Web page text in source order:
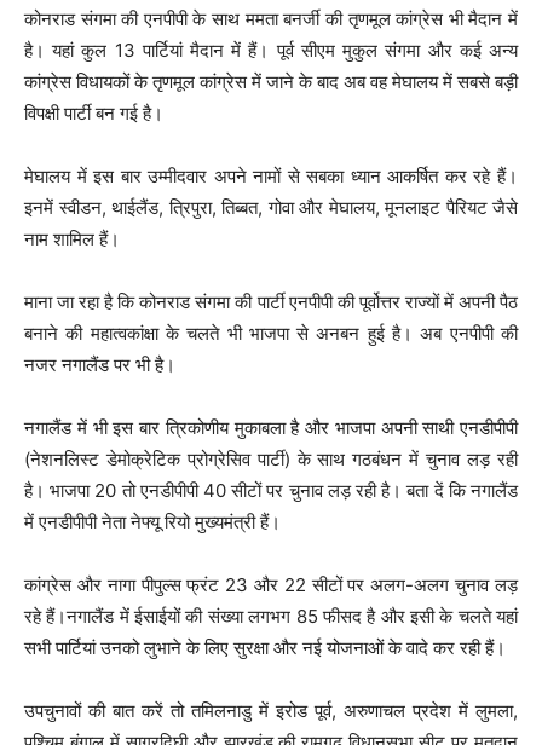
कोनराड संगमा की एनपीपी के साथ ममता बनर्जी की तृणमूल कांग्रेस भी मैदान में
है। यहां कुल 13 पार्टियां मैदान में हैं। पूर्व सीएम मुकुल संगमा और कई अन्य
कांग्रेस विधायकों के तृणमूल कांग्रेस में जाने के बाद अब वह मेघालय में सबसे बड़ी
विपक्षी पार्टी बन गई है।
मेघालय में इस बार उम्मीदवार अपने नामों से सबका ध्यान आकर्षित कर रहे हैं।
इनमें स्वीडन, थाईलैंड, त्रिपुरा, तिब्बत, गोवा और मेघालय, मूनलाइट पैरियट जैसे
नाम शामिल हैं।
माना जा रहा है कि कोनराड संगमा की पार्टी एनपीपी की पूर्वोत्तर राज्यों में अपनी पैठ
बनाने की महात्वकांक्षा के चलते भी भाजपा से अनबन हुई है। अब एनपीपी की
नजर नगालैंड पर भी है।
नगालैंड में भी इस बार त्रिकोणीय मुकाबला है और भाजपा अपनी साथी एनडीपीपी
(नेशनलिस्ट डेमोक्रेटिक प्रोग्रेसिव पार्टी) के साथ गठबंधन में चुनाव लड़ रही
है। भाजपा 20 तो एनडीपीपी 40 सीटों पर चुनाव लड़ रही है। बता दें कि नगालैंड
में एनडीपीपी नेता नेफ्यू रियो मुख्यमंत्री हैं।
कांग्रेस और नागा पीपुल्स फ्रंट 23 और 22 सीटों पर अलग-अलग चुनाव लड़
रहे हैं।नगालैंड में ईसाईयों की संख्या लगभग 85 फीसद है और इसी के चलते यहां
सभी पार्टियां उनको लुभाने के लिए सुरक्षा और नई योजनाओं के वादे कर रही हैं।
उपचुनावों की बात करें तो तमिलनाडु में इरोड पूर्व, अरुणाचल प्रदेश में लुमला,